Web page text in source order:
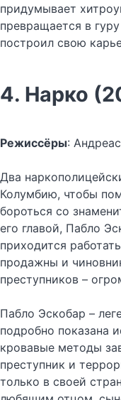
придумывает
превращается в
построил свою
4. Нарко
Режиссёры:
Два
Колумбию, чтобы
бороться со
его главой, Пабло
приходится
продажны и
преступников –
Пабло Эскобар –
подробно показана
кровавые методы
преступник и
только в своей